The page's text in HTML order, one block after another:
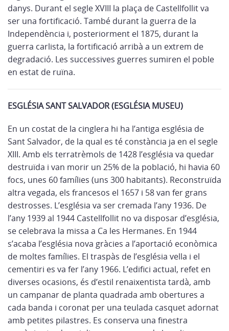
danys. Durant el segle XVIII la plaça de Castellfollit va
ser una fortificació. També durant la guerra de la
Independència i, posteriorment el 1875, durant la
guerra carlista, la fortificació arribà a un extrem de
degradació. Les successives guerres sumiren el poble
en estat de ruïna.
ESGLÉSIA SANT SALVADOR (ESGLÉSIA MUSEU)
En un costat de la cinglera hi ha l’antiga església de
Sant Salvador, de la qual es té constància ja en el segle
XIII. Amb els terratrèmols de 1428 l’església va quedar
destruïda i van morir un 25% de la població, hi havia 60
focs, unes 60 famílies (uns 300 habitants). Reconstruïda
altra vegada, els francesos el 1657 i 58 van fer grans
destrosses. L’església va ser cremada l’any 1936. De
l’any 1939 al 1944 Castellfollit no va disposar d’església,
se celebrava la missa a Ca les Hermanes. En 1944
s’acaba l’església nova gràcies a l’aportació econòmica
de moltes famílies. El traspàs de l’església vella i el
cementiri es va fer l’any 1966. L’edifici actual, refet en
diverses ocasions, és d’estil renaixentista tardà, amb
un campanar de planta quadrada amb obertures a
cada banda i coronat per una teulada casquet adornat
amb petites pilastres. Es conserva una finestra